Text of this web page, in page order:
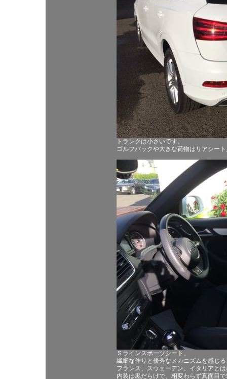
トランクは小さいです。
ゴルフバックや大きな荷物はリアシー
Ｓラインスポーツシート。
繊細な作りと優秀なメカニズムを感じ
フランス、スウェーデン、イタリアと
内装は黒だらけで、相変わらず真面目